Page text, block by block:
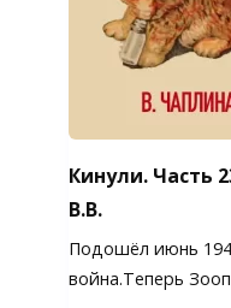
Кинули. Часть
В.В.
Подошёл июнь
война.Теперь